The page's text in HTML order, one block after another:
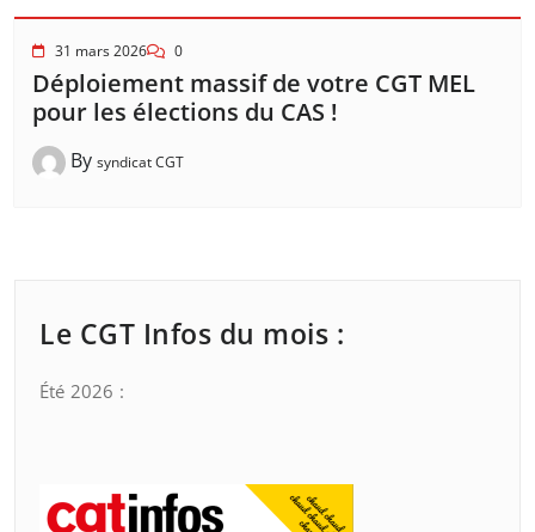
31 mars 2026 0
Déploiement massif de votre CGT MEL
pour les élections du CAS !
By syndicat CGT
Le CGT Infos du mois :
Été 2026 :